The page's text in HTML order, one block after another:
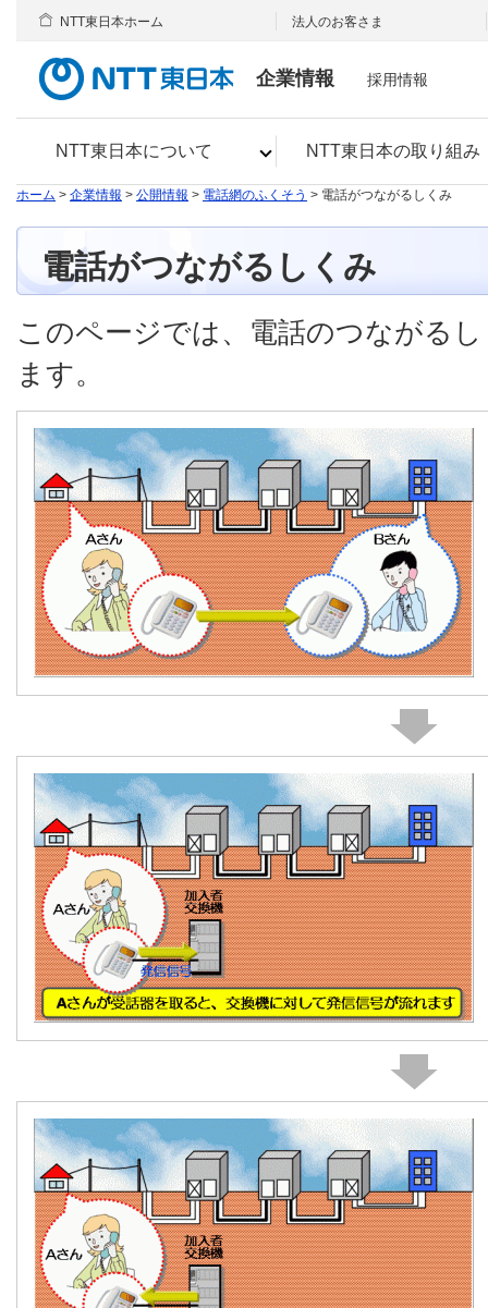
企業情報
NTT東日本について NTT東日本の取り組み
NTT東日本ホーム 法人のお客さま
採用情報
ホーム > 企業情報 > 公開情報 > 電話網のふくそう > 電話がつながるしくみ
電話がつながるしくみ
このページでは、電話のつながる
ます。